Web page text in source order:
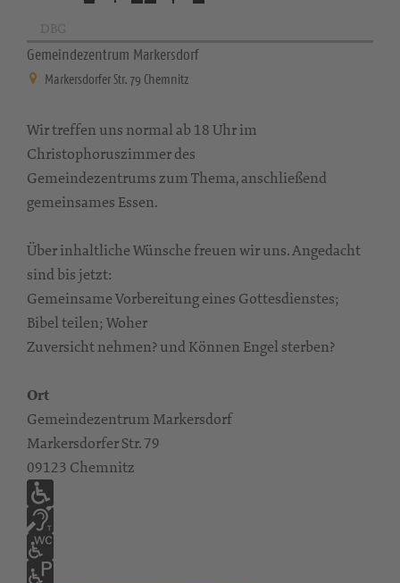
Gemeindezentrum Markersdorf
Markersdorfer Str. 79 Chemnitz
Wir treffen uns normal ab 18 Uhr im
Christophoruszimmer des
Gemeindezentrums zum Thema, anschließend
gemeinsames Essen.
Über inhaltliche Wünsche freuen wir uns. Angedacht
sind bis jetzt:
Gemeinsame Vorbereitung eines Gottesdienstes;
Bibel teilen; Woher
Zuversicht nehmen? und Können Engel sterben?
Ort
Gemeindezentrum Markersdorf
Markersdorfer Str. 79
09123 Chemnitz